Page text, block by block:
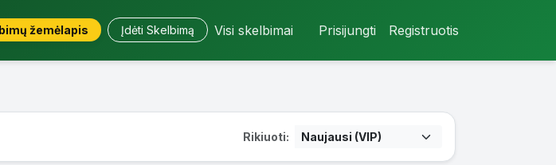
žemėlapis Įdėti Skelbimą Visi skelbimai Prisijungti Registruotis
Rikiuoti: